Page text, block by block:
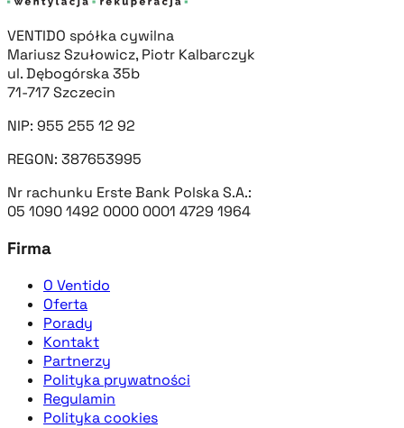
VENTIDO spółka cywilna
Mariusz Szułowicz, Piotr Kalbarczyk
ul. Dębogórska 35b
71-717 Szczecin
NIP: 955 255 12 92
REGON: 387653995
Nr rachunku Erste Bank Polska S.A.:
05 1090 1492 0000 0001 4729 1964
Firma
O Ventido
Oferta
Porady
Kontakt
Partnerzy
Polityka prywatności
Regulamin
Polityka cookies